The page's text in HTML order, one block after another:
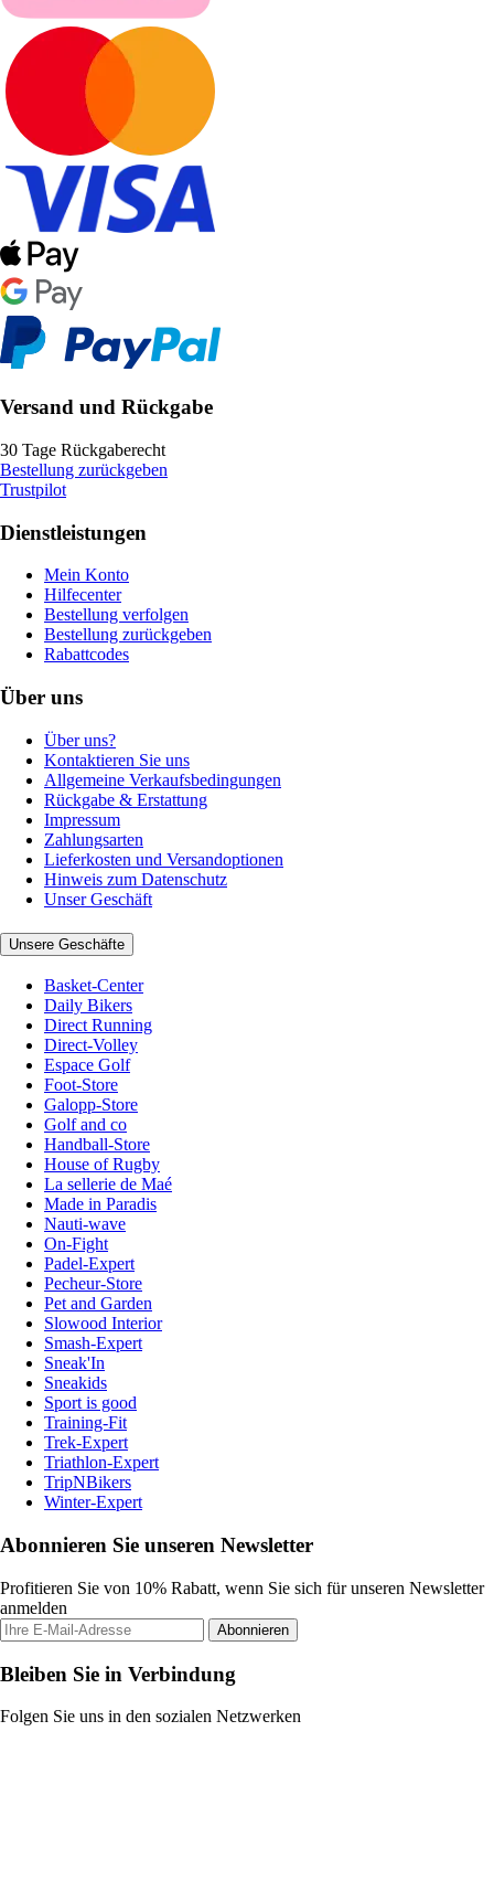
Versand und Rückgabe
30 Tage Rückgaberecht
Bestellung zurückgeben
Trustpilot
Dienstleistungen
Mein Konto
Hilfecenter
Bestellung verfolgen
Bestellung zurückgeben
Rabattcodes
Über uns
Über uns?
Kontaktieren Sie uns
Allgemeine Verkaufsbedingungen
Rückgabe & Erstattung
Impressum
Zahlungsarten
Lieferkosten und Versandoptionen
Hinweis zum Datenschutz
Unser Geschäft
Unsere Geschäfte
Basket-Center
Daily Bikers
Direct Running
Direct-Volley
Espace Golf
Foot-Store
Galopp-Store
Golf and co
Handball-Store
House of Rugby
La sellerie de Maé
Made in Paradis
Nauti-wave
On-Fight
Padel-Expert
Pecheur-Store
Pet and Garden
Slowood Interior
Smash-Expert
Sneak'In
Sneakids
Sport is good
Training-Fit
Trek-Expert
Triathlon-Expert
TripNBikers
Winter-Expert
Abonnieren Sie unseren Newsletter
Profitieren Sie von 10% Rabatt, wenn Sie sich für unseren Newsletter
anmelden
Abonnieren
Bleiben Sie in Verbindung
Folgen Sie uns in den sozialen Netzwerken